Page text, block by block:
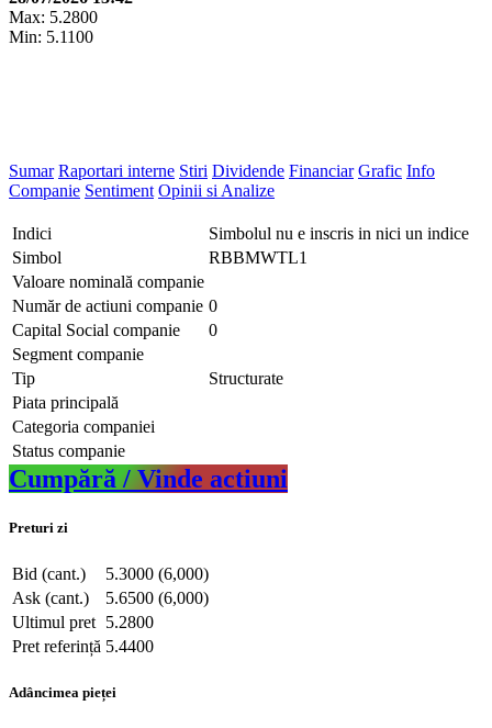
Max: 5.2800
Min: 5.1100
Sumar Raportari interne Stiri Dividende Financiar Grafic Info
Companie Sentiment Opinii si Analize
Indici
Simbolul nu e inscris in nici un indice
Simbol
RBBMWTL1
Valoare nominală companie
Număr de actiuni companie 0
Capital Social companie
0
Segment companie
Tip
Structurate
Piata principală
Categoria companiei
Status companie
Cumpără / Vinde actiuni
Preturi zi
Bid (cant.)
5.3000 (6,000)
Ask (cant.)
5.6500 (6,000)
Ultimul pret 5.2800
Pret referință 5.4400
Adâncimea pieței